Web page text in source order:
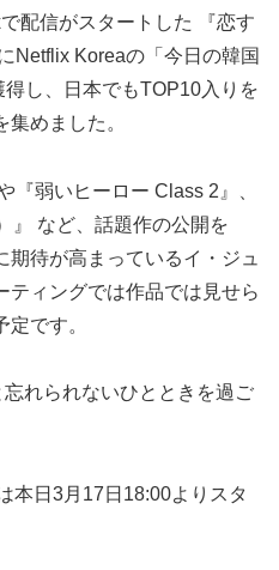
配信がスタートした 『恋す
Netflix Koreaの「今日の韓国
し、日本でもTOP10入りを
めました。
『弱いヒーロー Class 2』、
』 など、話題作の公開を
待が高まっているイ・ジュ
ティングでは作品では見せら
です。
れられないひとときを過ご
本日3月17日18:00よりスタ